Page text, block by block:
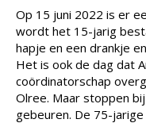
Op 15 juni 2022 is er
wordt het 15-jarig
hapje en een drankje
Het is ook de dag dat
coördinatorschap
Olree. Maar stoppen
gebeuren. De 75-